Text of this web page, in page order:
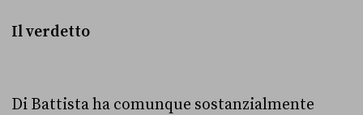
Il verdetto
Di Battista ha comunque sostanzialmente